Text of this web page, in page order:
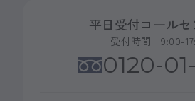
平日受付コール
受付時間 9:00-
0120-